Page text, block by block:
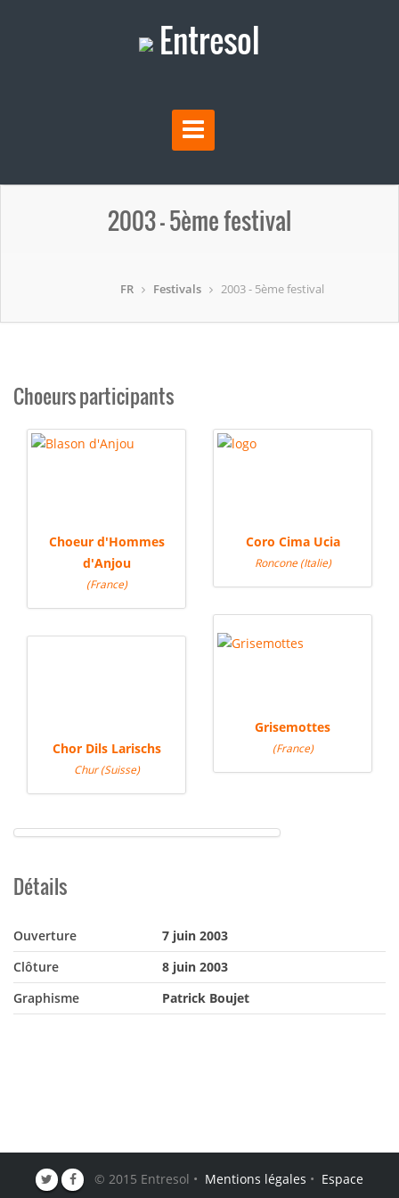
Entresol
2003 - 5ème festival
FR Festivals 2003 - 5ème festival
Choeurs participants
Choeur d'Hommes
d'Anjou
(France)
Coro Cima Ucia
Roncone (Italie)
Grisemottes
(France)
Chor Dils Larischs
Chur (Suisse)
Détails
Ouverture
7 juin 2003
Clôture
8 juin 2003
Graphisme
Patrick Boujet
© 2015 Entresol • Mentions légales • Espace